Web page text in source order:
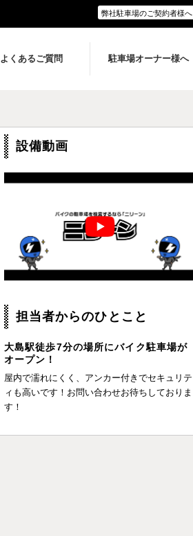
弊社駐車場のご契約者様へ
よくあるご質問 駐車場オーナー様へ
設備動画
担当者からのひとこと
大島駅徒歩7分の場所にバイク駐車場が
オープン！
屋内で濡れにくく、アンカー付きでセキュリテ
ィも高いです！お問い合わせお待ちしておりま
す！